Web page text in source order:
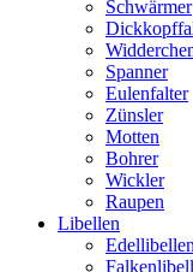
Schwärmer
Spanner
Eulenfalter
Zünsler
Motten
Bohrer
Wickler
Raupen
Libellen
Edellibellen